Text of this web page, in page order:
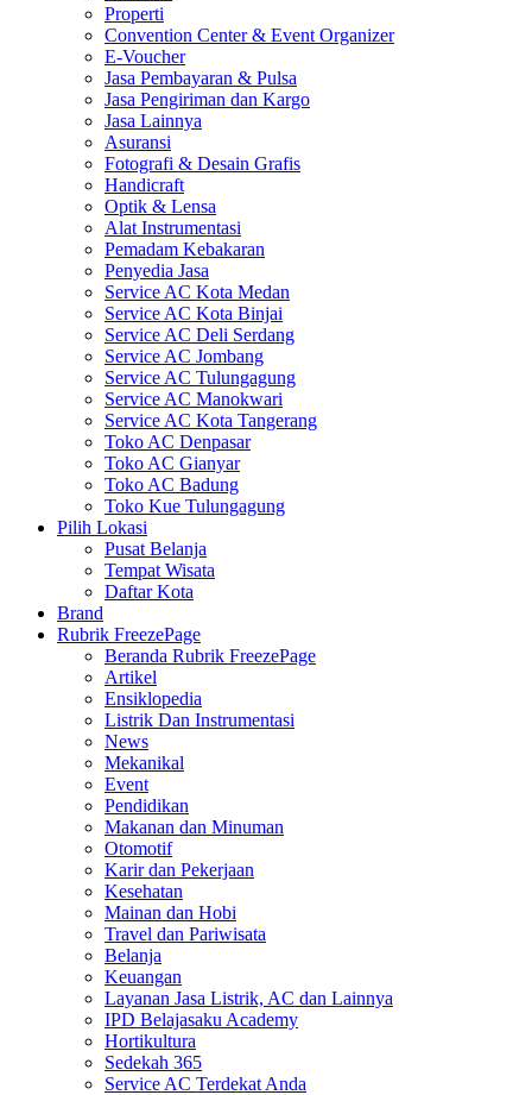
Properti
Convention Center & Event Organizer
E-Voucher
Jasa Pembayaran & Pulsa
Jasa Pengiriman dan Kargo
Jasa Lainnya
Asuransi
Fotografi & Desain Grafis
Handicraft
Optik & Lensa
Alat Instrumentasi
Pemadam Kebakaran
Penyedia Jasa
Service AC Kota Medan
Service AC Kota Binjai
Service AC Deli Serdang
Service AC Jombang
Service AC Tulungagung
Service AC Manokwari
Service AC Kota Tangerang
Toko AC Denpasar
Toko AC Gianyar
Toko AC Badung
Toko Kue Tulungagung
Pilih Lokasi
Pusat Belanja
Tempat Wisata
Daftar Kota
Brand
Rubrik FreezePage
Beranda Rubrik FreezePage
Artikel
Ensiklopedia
Listrik Dan Instrumentasi
News
Mekanikal
Event
Pendidikan
Makanan dan Minuman
Otomotif
Karir dan Pekerjaan
Kesehatan
Mainan dan Hobi
Travel dan Pariwisata
Belanja
Keuangan
Layanan Jasa Listrik, AC dan Lainnya
IPD Belajasaku Academy
Hortikultura
Sedekah 365
Service AC Terdekat Anda